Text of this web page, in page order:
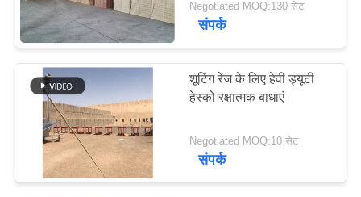
गुणवत्ता
नियंत्रण
संपर्क
Negotiated MOQ:130 सेट
संपर्क
शूटिंग रेंज के लिए हेवी ड्यूटी
हेस्को रक्षात्मक बाधाएं
Negotiated MOQ:10 सेट
संपर्क